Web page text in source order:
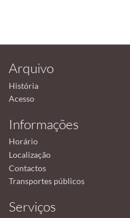
Arquivo
História
Acesso
Informações
Horário
Localização
Contactos
Transportes públicos
Serviços